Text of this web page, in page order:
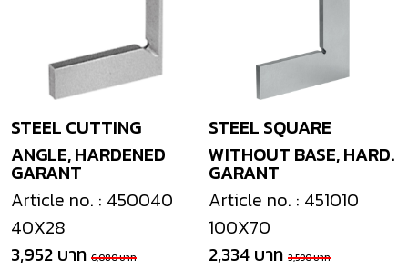
GARANT
STEEL CUTTING
ANGLE, HARDENED
Article no. : 450040
40X28
3,952 บาท 6,080 บาท
GARANT
STEEL SQUARE
WITHOUT BASE, HARD.
Article no. : 451010
100X70
2,334 บาท 3,590 บาท